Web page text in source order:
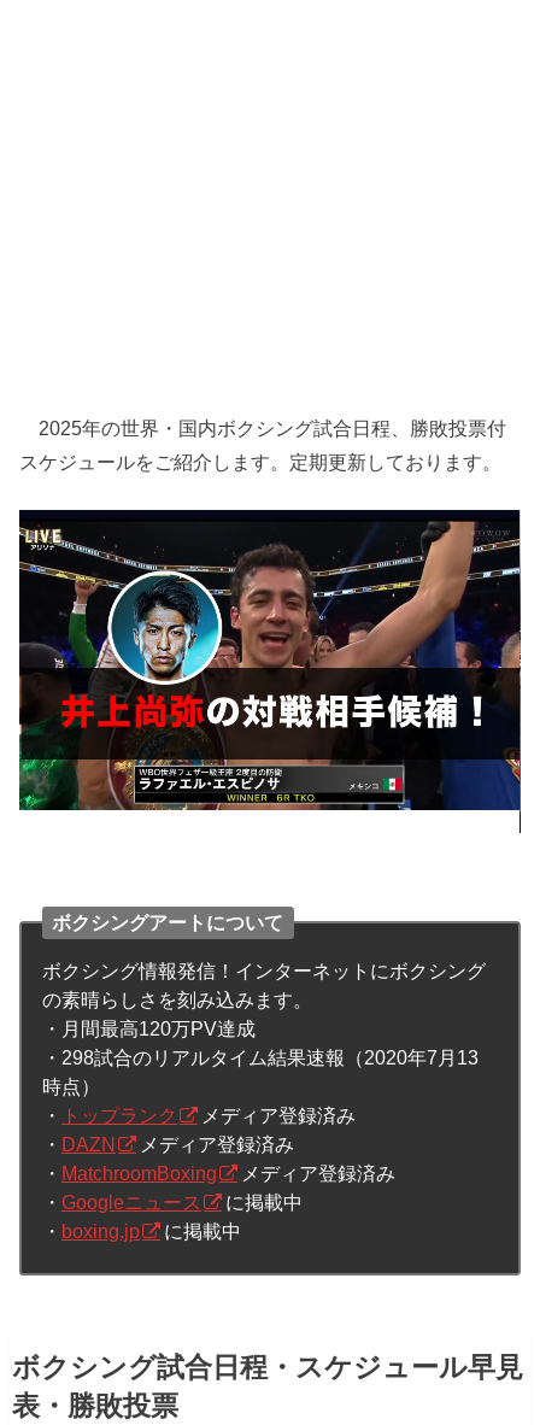
2025年の世界・国内ボクシング試合日程、勝敗投票付
スケジュールをご紹介します。定期更新しております。
ボクシングアートについて
ボクシング情報発信！インターネットにボクシング
の素晴らしさを刻み込みます。
・月間最高120万PV達成
・298試合のリアルタイム結果速報（2020年7月13
時点）
・
トップランク
メディア登録済み
・ DAZN
メディア登録済み
・ MatchroomBoxing
メディア登録済み
・Googleニュース
に掲載中
・ boxing.jp に掲載中
ボクシング試合日程・スケジュール早見
表・勝敗投票